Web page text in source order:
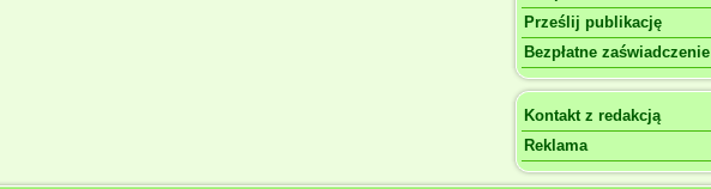
Prześlij publikację
Bezpłatne zaświadczenie
Kontakt z redakcją
Reklama